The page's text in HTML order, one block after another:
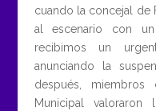
cuando la concejal de
al escenario con
recibimos un
anunciando la
después,
Municipal